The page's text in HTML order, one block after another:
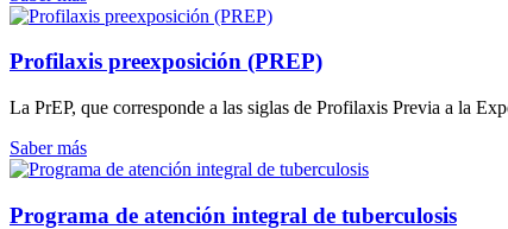
Profilaxis preexposición (PREP)
La PrEP, que corresponde a las siglas de Profilaxis Previa a la
Saber más
Programa de atención integral de tuberculosis